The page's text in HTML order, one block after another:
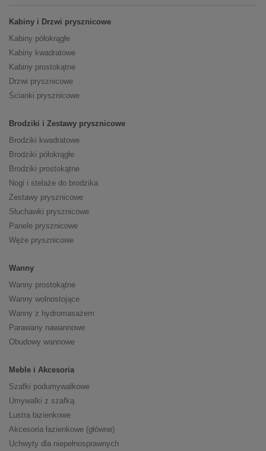
Kabiny i Drzwi prysznicowe
Kabiny półokrągłe
Kabiny kwadratowe
Kabiny prostokątne
Drzwi prysznicowe
Ścianki prysznicowe
Brodziki i Zestawy prysznicowe
Brodziki kwadratowe
Brodziki półokrągłe
Brodziki prostokątne
Nogi i stelaże do brodzika
Zestawy prysznicowe
Słuchawki prysznicowe
Panele prysznicowe
Węże prysznicowe
Wanny
Wanny prostokątne
Wanny wolnostojące
Wanny z hydromasażem
Parawany nawannowe
Obudowy wannowe
Meble i Akcesoria
Szafki podumywalkowe
Umywalki z szafką
Lustra łazienkowe
Akcesoria łazienkowe (główne)
Uchwyty dla niepełnosprawnych